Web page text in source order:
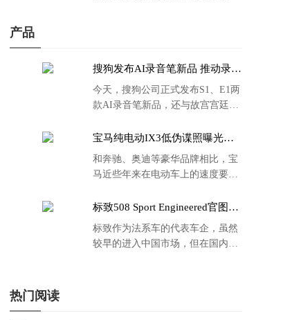
产品
搜狗发布AI录音笔新品 推动录音
今天，搜狗公司正式发布S1、E1两
款AI录音笔新品，还与故宫宫廷文
的故宫宫廷联名款。
宝马纯电动IX3低伪谍照曝光：
和奔驰、奥迪等豪华品牌相比，宝
马近些年来在电动车上的速度要慢
标致508 Sport Engineered官图发
标致作为法系车的代表车企，虽然
较早的进入中国市场，但在国内的
热门阅读